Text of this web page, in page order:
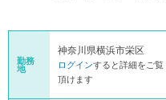
勤務
地
神奈川県横浜市栄区
ログインすると詳細をご覧
頂けます